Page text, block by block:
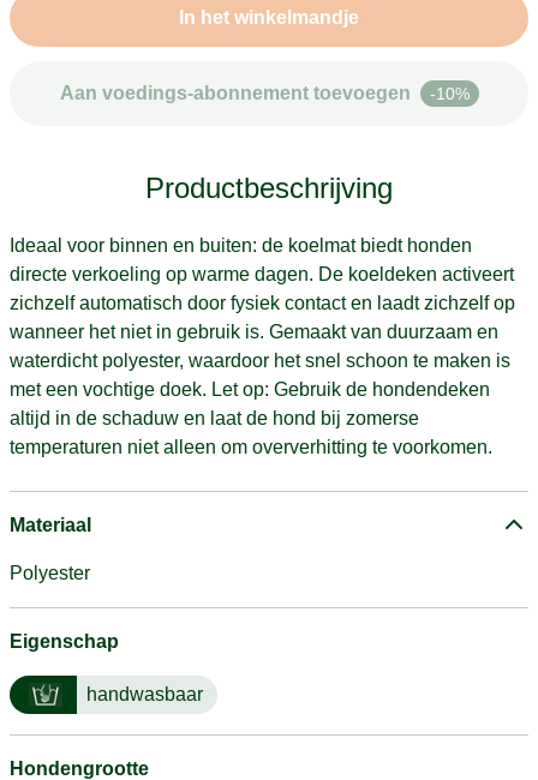
In het winkelmandje
Aan voedings-abonnement toevoegen -10%
Productbeschrijving
Ideaal voor binnen en buiten: de koelmat biedt honden
directe verkoeling op warme dagen. De koeldeken activeert
zichzelf automatisch door fysiek contact en laadt zichzelf op
wanneer het niet in gebruik is. Gemaakt van duurzaam en
waterdicht polyester, waardoor het snel schoon te maken is
met een vochtige doek. Let op: Gebruik de hondendeken
altijd in de schaduw en laat de hond bij zomerse
temperaturen niet alleen om oververhitting te voorkomen.
Materiaal
Polyester
Eigenschap
handwasbaar
Hondengrootte